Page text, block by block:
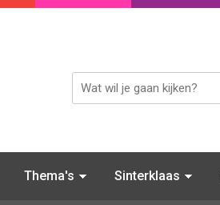
Thema's Sinterklaas